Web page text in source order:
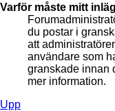
Varför måste mitt
du postar i
att
användare som
granskade innan
mer information.
Upp